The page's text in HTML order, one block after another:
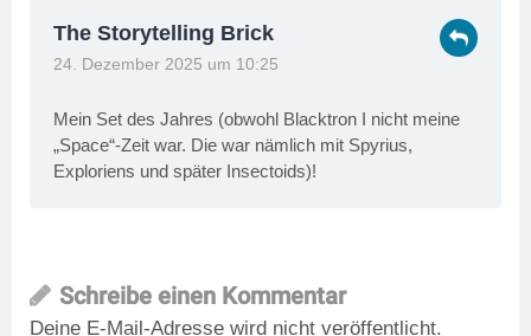
The Storytelling Brick
24. Dezember 2025 um 10:25
Mein Set des Jahres (obwohl Blacktron I nicht meine
„Space“-Zeit war. Die war nämlich mit Spyrius,
Exploriens und später Insectoids)!
Schreibe einen Kommentar
Deine E-Mail-Adresse wird nicht veröffentlicht.